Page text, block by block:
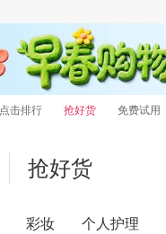
点击排行 抢好货 免费试用
抢好货
彩妆 个人护理